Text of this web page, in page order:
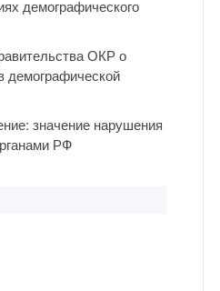
демографического
ОКР о
демографической
значение нарушения
РФ